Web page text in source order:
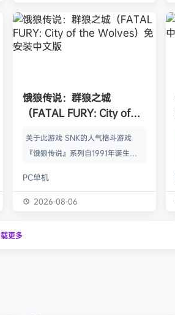
会发现远超想象的古老启示。 惊人
的秘密 《海之呼唤》中基于物体和
观察的谜题重磅回归，且深度得到全
越时间和空间，破解复杂的多步骤谜
题。提示、图标和…
饿狼传说：群狼之城
（FATAL FURY: City of
关于此游戏 SNK的人气格斗游戏
『饿狼传说』系列自1991年诞生以
潮。从1999年的『饿狼 -MARK OF
THE WOLVES-』起，时隔26年，
PC单机
2026-08-06
更多